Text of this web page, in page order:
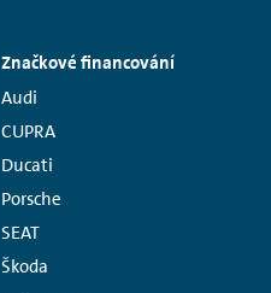
Značkové financování
Links:
Audi
CUPRA
Ducati
Porsche
SEAT
Škoda